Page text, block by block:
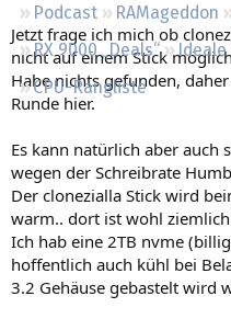
Podcast RAMageddon
RX 9000 „Deals“
Ideale
CPU-Rangliste
Jetzt frage ich mich ob
nicht auf einem Stick
Habe nichts gefunden,
Runde hier.
Es kann natürlich aber auch
wegen der Schreibrate
Der clonezialla Stick wird
warm.. dort ist wohl
Ich hab eine 2TB nvme
hoffentlich auch kühl bei
3.2 Gehäuse gebastelt wird